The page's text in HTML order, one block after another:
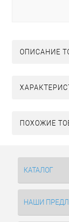
ОПИСАНИЕ
ПОХОЖИЕ
КАТАЛОГ
НАШИ